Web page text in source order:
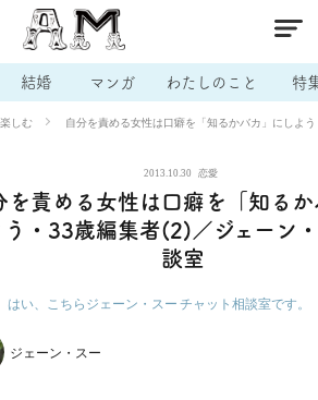
結婚 マンガ わたしのこと 特
しむ 自分を責める女性は口癖を「知るかバカ」にしよ
2013.10.30 恋愛
を責める女性は口癖を「知る
う・33歳編集者(2)／ジェーン
談室
はい、こちらジェーン・スー チャット相談室です。
ジェーン・スー
# 男の本音 # セフレ # 不倫
# マッチングアプリ # ラブグッズ # 体の相